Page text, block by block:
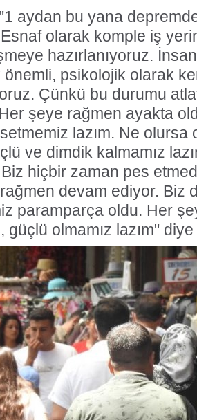
aydan bu yana
olarak komple iş
hazırlanıyoruz.
önemli, psikolojik olarak
Çünkü bu durumu
Her şeye rağmen ayakta
lazım. Ne olursa
ve dimdik kalmamız
hiçbir zaman pes
devam ediyor. Biz
paramparça oldu. Her
güçlü olmamız lazım"